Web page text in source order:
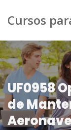
Cursos
UF0958
de